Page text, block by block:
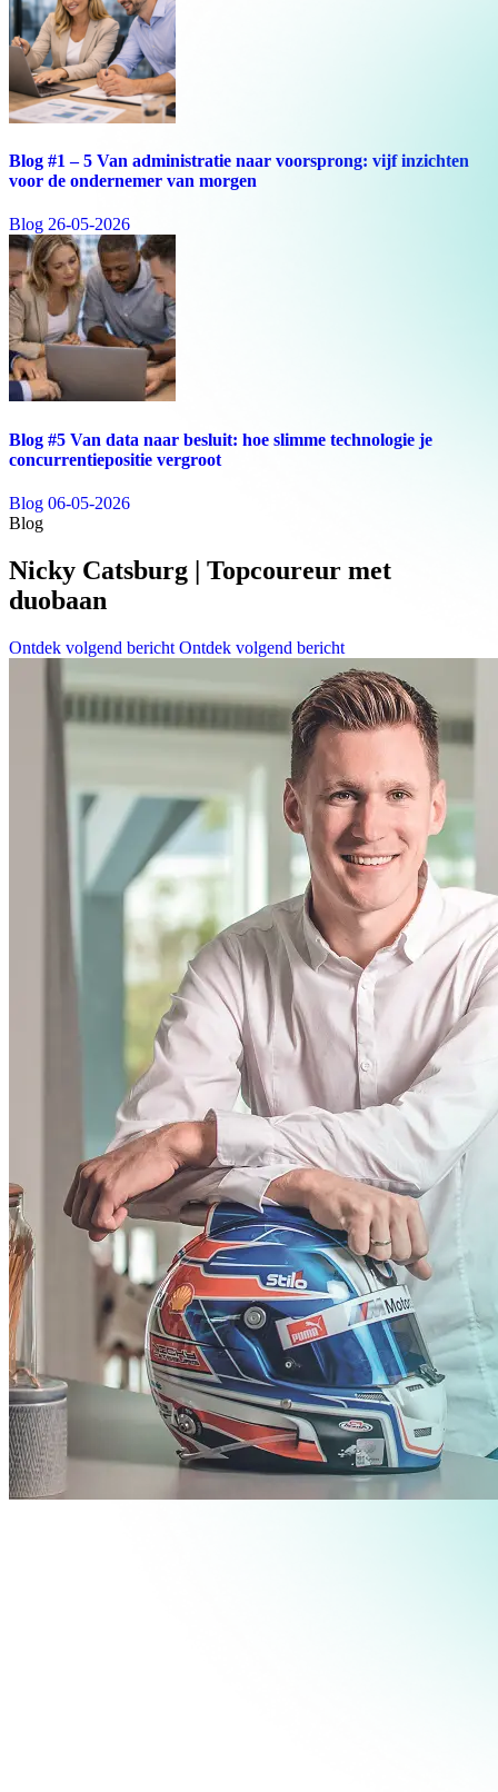
Blog #1 – 5 Van administratie naar voorsprong: vijf inzichten
voor de ondernemer van morgen
Blog 26-05-2026
Blog #5 Van data naar besluit: hoe slimme technologie je
concurrentiepositie vergroot
Blog 06-05-2026
Blog
Nicky Catsburg | Topcoureur met
duobaan
Ontdek volgend bericht Ontdek volgend bericht